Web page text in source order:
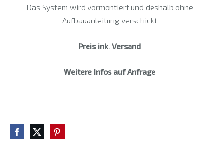
Das System wird vormontiert und deshalb ohne
Aufbauanleitung verschickt
Preis ink. Versand
Weitere Infos auf Anfrage